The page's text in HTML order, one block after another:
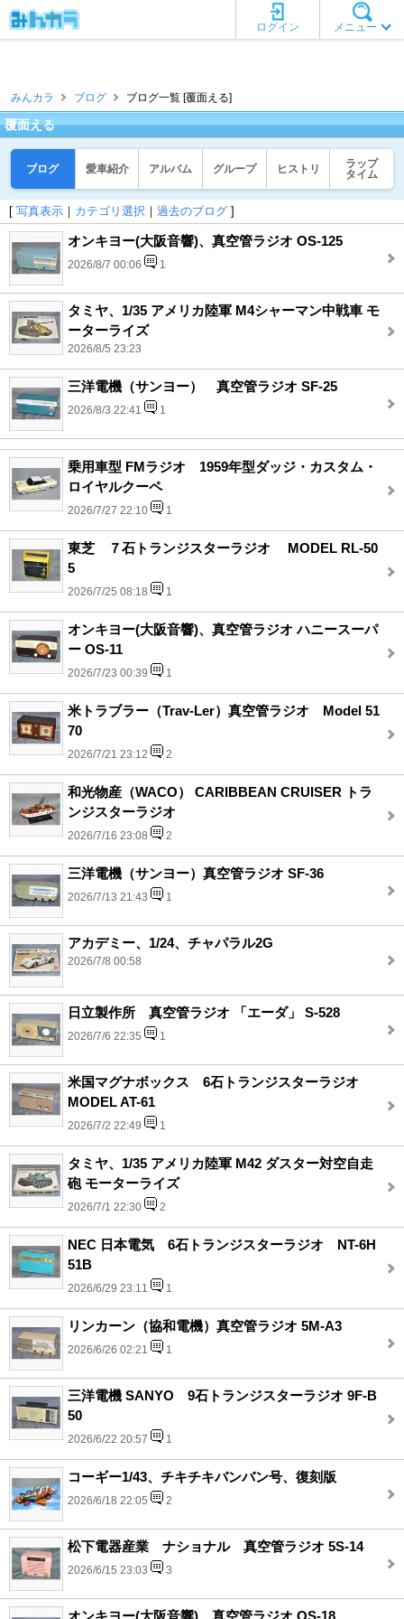
メニュー
ログイン
みんカラ ブログ ブログ一覧 [覆面える]
覆面える
ブログ 愛車紹介 アルバム グループ ヒストリ
ラップ
タイム
[ 写真表示 ｜ カテゴリ選択 ｜ 過去のブログ ]
オンキヨー(大阪音響)、真空管ラジオ OS-125
2026/8/7 00:06 1
タミヤ、1/35 アメリカ陸軍 M4シャーマン中戦車 モ
ーターライズ
2026/8/5 23:23
三洋電機（サンヨー） 真空管ラジオ SF-25
2026/8/3 22:41 1
乗用車型 FMラジオ 1959年型ダッジ・カスタム・
ロイヤルクーペ
2026/7/27 22:10 1
東芝 ７石トランジスターラジオ MODEL RL-50
5
2026/7/25 08:18 1
オンキヨー(大阪音響)、真空管ラジオ ハニースーパ
ー OS-11
2026/7/23 00:39 1
米トラブラー（Trav-Ler）真空管ラジオ Model 51
70
2026/7/21 23:12 2
和光物産（WACO） CARIBBEAN CRUISER トラ
ンジスターラジオ
2026/7/16 23:08 2
三洋電機（サンヨー）真空管ラジオ SF-36
2026/7/13 21:43 1
アカデミー、1/24、チャパラル2G
2026/7/8 00:58
日立製作所 真空管ラジオ 「エーダ」 S-528
2026/7/6 22:35 1
米国マグナボックス 6石トランジスターラジオ
MODEL AT-61
2026/7/2 22:49 1
タミヤ、1/35 アメリカ陸軍 M42 ダスター対空自走
砲 モーターライズ
2026/7/1 22:30 2
NEC 日本電気 6石トランジスターラジオ NT-6H
51B
2026/6/29 23:11 1
リンカーン（協和電機）真空管ラジオ 5M-A3
2026/6/26 02:21 1
三洋電機 SANYO 9石トランジスターラジオ 9F-B
50
2026/6/22 20:57 1
コーギー1/43、チキチキバンバン号、復刻版
2026/6/18 22:05 2
松下電器産業 ナショナル 真空管ラジオ 5S-14
2026/6/15 23:03 3
オンキヨー(大阪音響)、真空管ラジオ OS-18